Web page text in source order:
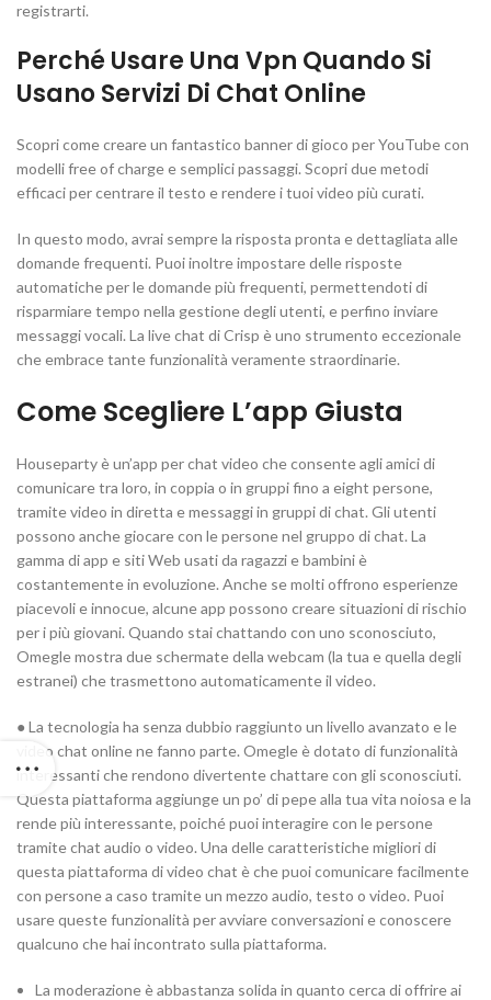
registrarti.
Perché Usare Una Vpn Quando Si
Usano Servizi Di Chat Online
Scopri come creare un fantastico banner di gioco per YouTube con
modelli free of charge e semplici passaggi. Scopri due metodi
efficaci per centrare il testo e rendere i tuoi video più curati.
In questo modo, avrai sempre la risposta pronta e dettagliata alle
domande frequenti. Puoi inoltre impostare delle risposte
automatiche per le domande più frequenti, permettendoti di
risparmiare tempo nella gestione degli utenti, e perfino inviare
messaggi vocali. La live chat di Crisp è uno strumento eccezionale
che embrace tante funzionalità veramente straordinarie.
Come Scegliere L’app Giusta
Houseparty è un’app per chat video che consente agli amici di
comunicare tra loro, in coppia o in gruppi fino a eight persone,
tramite video in diretta e messaggi in gruppi di chat. Gli utenti
possono anche giocare con le persone nel gruppo di chat. La
gamma di app e siti Web usati da ragazzi e bambini è
costantemente in evoluzione. Anche se molti offrono esperienze
piacevoli e innocue, alcune app possono creare situazioni di rischio
per i più giovani. Quando stai chattando con uno sconosciuto,
Omegle mostra due schermate della webcam (la tua e quella degli
estranei) che trasmettono automaticamente il video.
● La tecnologia ha senza dubbio raggiunto un livello avanzato e le
video chat online ne fanno parte. Omegle è dotato di funzionalità
interessanti che rendono divertente chattare con gli sconosciuti.
Questa piattaforma aggiunge un po’ di pepe alla tua vita noiosa e la
rende più interessante, poiché puoi interagire con le persone
tramite chat audio o video. Una delle caratteristiche migliori di
questa piattaforma di video chat è che puoi comunicare facilmente
con persone a caso tramite un mezzo audio, testo o video. Puoi
usare queste funzionalità per avviare conversazioni e conoscere
qualcuno che hai incontrato sulla piattaforma.
La moderazione è abbastanza solida in quanto cerca di offrire ai